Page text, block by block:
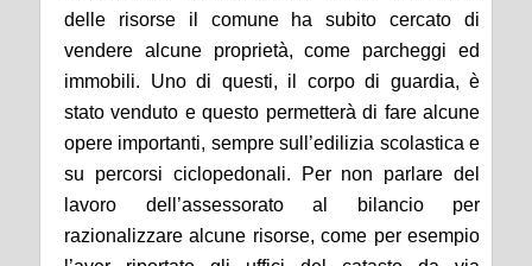
delle risorse il comune ha subito cercato di
vendere alcune proprietà, come parcheggi ed
immobili. Uno di questi, il corpo di guardia, è
stato venduto e questo permetterà di fare alcune
opere importanti, sempre sull’edilizia scolastica e
su percorsi ciclopedonali. Per non parlare del
lavoro dell’assessorato al bilancio per
razionalizzare alcune risorse, come per esempio